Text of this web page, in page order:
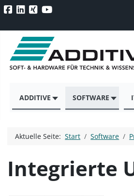
ADDITIVE SOFTWARE
Aktuelle Seite:Start Software
Integrierte